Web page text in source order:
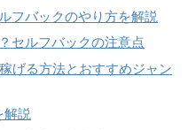
フバックのやり方を解説
セルフバックの注意点
げる方法とおすすめジャン
解説